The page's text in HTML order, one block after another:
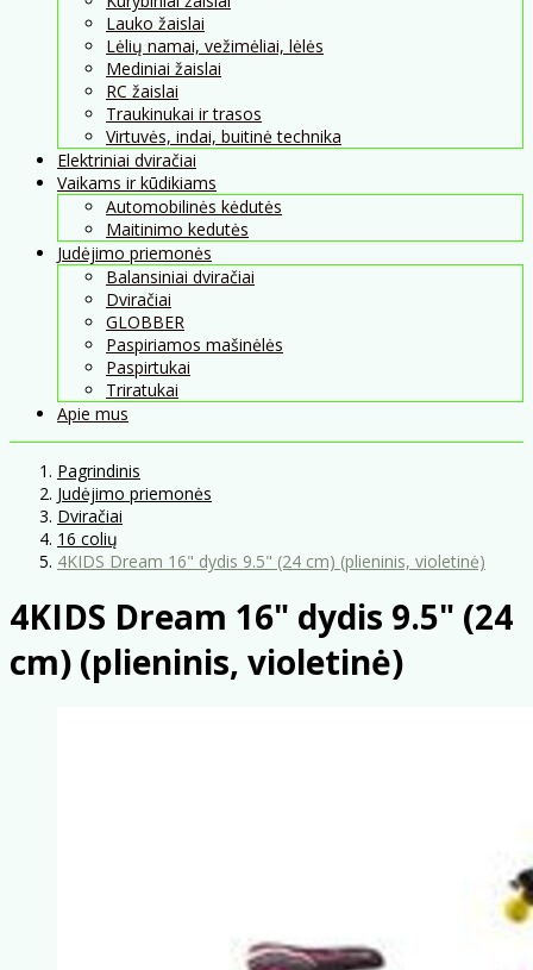
Lauko žaislai
Lėlių namai, vežimėliai, lėlės
Mediniai žaislai
RC žaislai
Traukinukai ir trasos
Virtuvės, indai, buitinė technika
Elektriniai dviračiai
Vaikams ir kūdikiams
Automobilinės kėdutės
Maitinimo kedutės
Judėjimo priemonės
Balansiniai dviračiai
Dviračiai
GLOBBER
Paspiriamos mašinėlės
Paspirtukai
Triratukai
Apie mus
Pagrindinis
Judėjimo priemonės
Dviračiai
16 colių
4KIDS Dream 16" dydis 9.5" (24 cm) (plieninis, violetinė)
4KIDS Dream 16" dydis 9.5" (24
cm) (plieninis, violetinė)